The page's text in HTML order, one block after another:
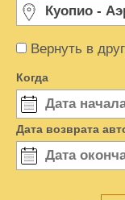
Вернуть в
Когда
Дата возврата